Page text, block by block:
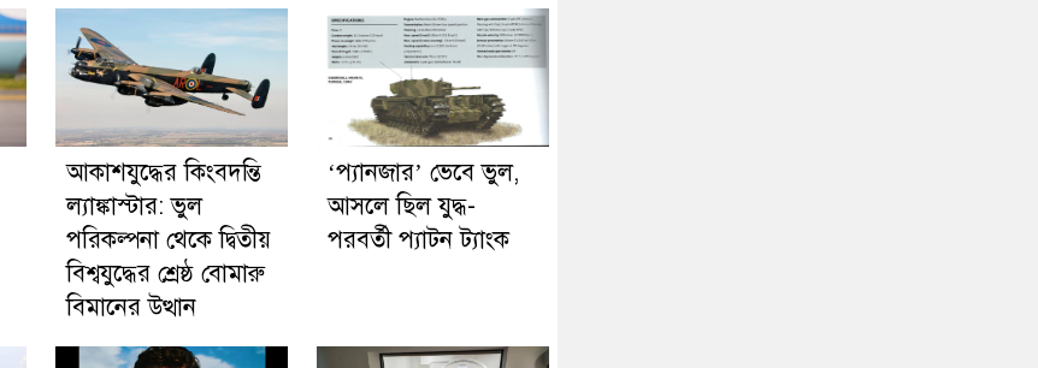
আকাশযুদ্ধের কিংবদন্তি
ল্যাঙ্কাস্টার: ভুল
পরিকল্পনা থেকে দ্বিতীয়
বিশ্বযুদ্ধের শ্রেষ্ঠ বোমারু
বিমানের উত্থান
‘প্যানজার’ ভেবে ভুল,
আসলে ছিল যুদ্ধ-
পরবর্তী প্যাটন ট্যাংক